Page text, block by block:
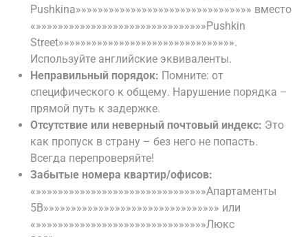
Pushkina»»»»»»»»»»»»»»»»»»»»»»»»»»»»»»»» вместо
«»»»»»»»»»»»»»»»»»»»»»»»»»»»»»»»Pushkin
Street»»»»»»»»»»»»»»»»»»»»»»»»»»»»»»»».
Используйте английские эквиваленты.
Неправильный порядок: Помните: от
специфического к общему. Нарушение порядка –
прямой путь к задержке.
Отсутствие или неверный почтовый индекс: Это
как пропуск в страну – без него не попасть.
Всегда перепроверяйте!
Забытые номера квартир/офисов:
«»»»»»»»»»»»»»»»»»»»»»»»»»»»»»»»Апартаменты
5B»»»»»»»»»»»»»»»»»»»»»»»»»»»»»»»» или
«»»»»»»»»»»»»»»»»»»»»»»»»»»»»»»»Люкс